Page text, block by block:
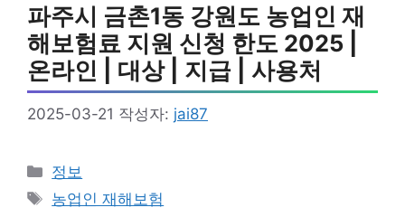
파주시 금촌1동 강원도 농업인 재
해보험료 지원 신청 한도 2025 |
온라인 | 대상 | 지급 | 사용처
2025-03-21 작성자: jai87
카
테
정보
태
농업인 재해보험